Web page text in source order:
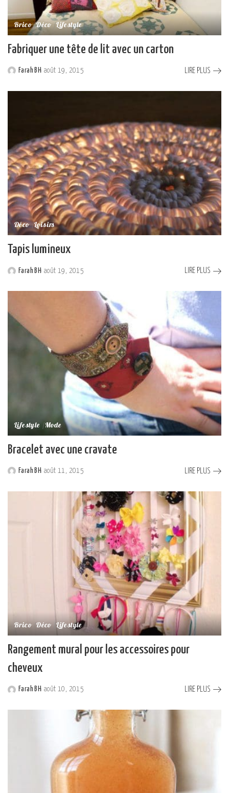
Brico Déco Lifestyle
Fabriquer une tête de lit avec un carton
Farah BH août 19, 2015 LIRE PLUS
Déco Loisirs
Tapis lumineux
Posted
Farah BH août 19, 2015 LIRE PLUS
Lifestyle Mode
Bracelet avec une cravate
Farah BH août 11, 2015 LIRE PLUS
Brico Déco Lifestyle
Rangement mural pour les accessoires pour
cheveux
Posted
Farah BH août 10, 2015 LIRE PLUS